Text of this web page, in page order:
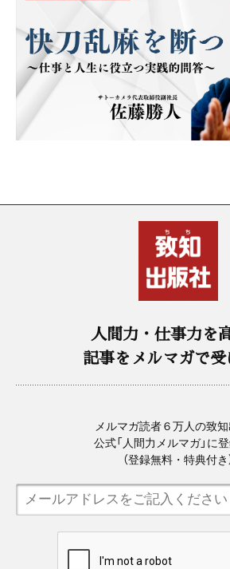
人間力・仕事力を
記事をメルマガで
メルマガ読者６万人の致
公式「人間力メルマガ」に
（登録無料・特典付き